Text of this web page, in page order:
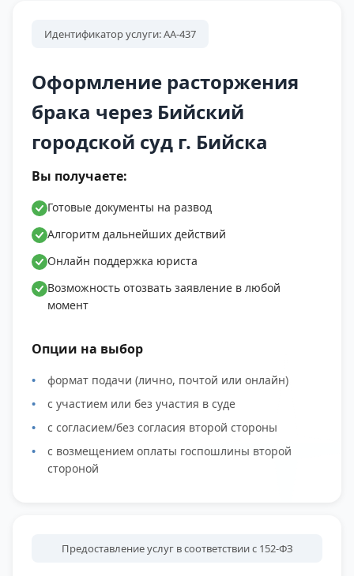
Идентификатор услуги: АА-437
Оформление расторжения
брака через Бийский
городской суд г. Бийска
Вы получаете:
Готовые документы на развод
Алгоритм дальнейших действий
Онлайн поддержка юриста
Возможность отозвать заявление в любой
момент
Опции на выбор
формат подачи (лично, почтой или онлайн)
с участием или без участия в суде
с согласием/без согласия второй стороны
с возмещением оплаты госпошлины второй
стороной
Предоставление услуг в соответствии с 152-ФЗ